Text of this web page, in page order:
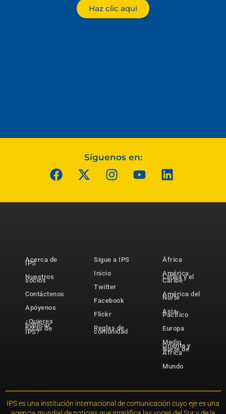
Haz clic aquí
Síguenos en:
Acerca de
IPS
Nuestros
socios
Contáctenos
Apóyenos
¿Quieres
publicar
notas de
IPS?
Sigue a IPS
Inicio
Twitter
Facebook
Flickr
Reglas de
comunidad
África
América
Latina y el
Caribe
América del
Norte
Asia-
Pacífico
Europa
Medio
Oriente y
Norte de
África
Mundo
IPS es una institución internacional de comunicación cuyo eje es una